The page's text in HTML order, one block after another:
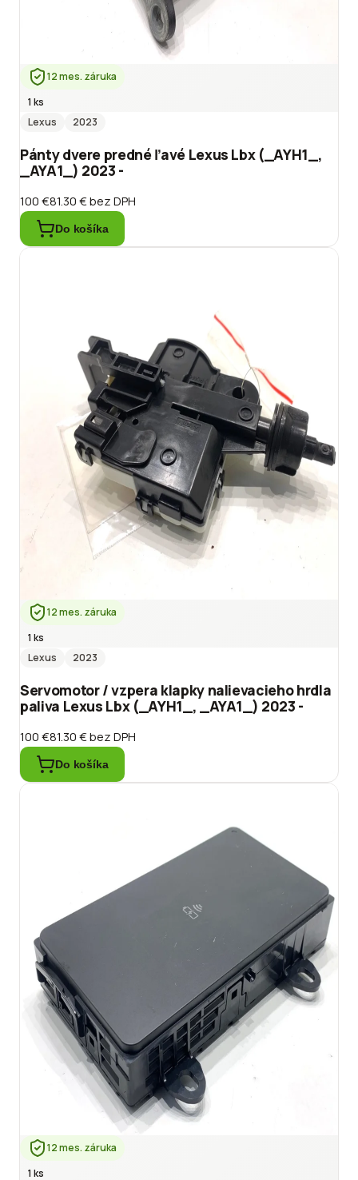
12 mes. záruka
1 ks
Lexus
2023
Pánty dvere predné ľavé Lexus Lbx (_AYH1_,
_AYA1_) 2023 -
100 €81.30 €bez DPH
Do košíka
12 mes. záruka
1 ks
Lexus
2023
Servomotor / vzpera klapky nalievacieho hrdla
paliva Lexus Lbx (_AYH1_, _AYA1_) 2023 -
100 €81.30 €bez DPH
Do košíka
12 mes. záruka
1 ks